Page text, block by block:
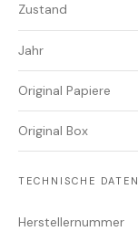
Zustand
Jahr
Original Papiere
Original Box
TECHNISCHE DATEN
Herstellernummer